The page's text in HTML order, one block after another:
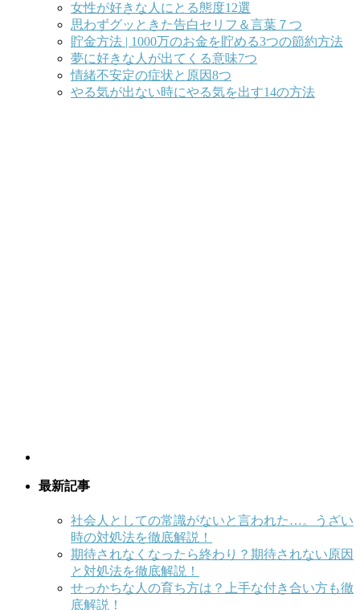
女性が好きな人にとる態度12選
思わずグッときた告白セリフ＆言葉７つ
貯金方法 | 1000万のお金を貯める3つの節約方法
夢に好きな人が出てくる意味7つ
情緒不安定の症状と原因8つ
やる気が出ない時にやる気を出す14の方法
最新記事
社会人としての常識がないと言われた…。うざい
時の対処法を徹底解説！
期待されなくなったら終わり？期待されない原因
と対処法を徹底解説！
せっかちな人の育ち方は？上手な付き合い方も徹
底解説！